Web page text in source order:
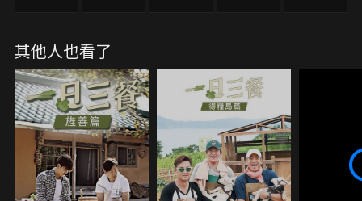
其他人也看了